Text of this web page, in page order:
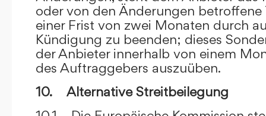
oder von den Änderungen betroffene
einer Frist von zwei Monaten durch
Kündigung zu beenden; dieses
der Anbieter innerhalb von einem
des Auftraggebers auszuüben.
10. Alternative Streitbeilegung